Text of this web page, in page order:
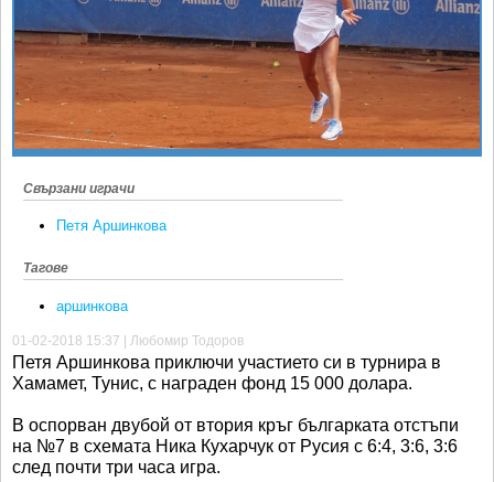
КЛУБОВЕ
ЖЪЛТО
РАКЕТНИ
Спорт&Фитнес
Други
Свързани играчи
Петя Аршинкова
Тагове
аршинкова
01-02-2018 15:37 | Любомир Тодоров
Петя Аршинкова приключи участието си в турнира в
Хамамет, Тунис, с награден фонд 15 000 долара.
В оспорван двубой от втория кръг българката отстъпи
на №7 в схемата Ника Кухарчук от Русия с 6:4, 3:6, 3:6
след почти три часа игра.